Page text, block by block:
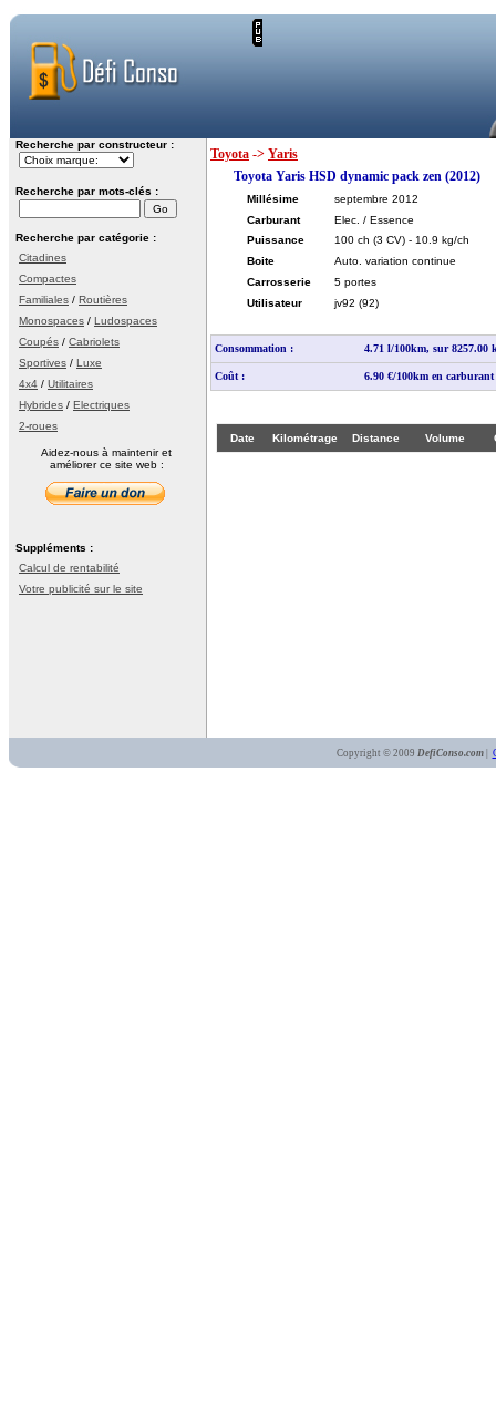
Recherche par constructeur :
Recherche par mots-clés :
Recherche par catégorie :
Citadines
Compactes
Familiales / Routières
Monospaces / Ludospaces
Coupés / Cabriolets
Sportives / Luxe
4x4 / Utilitaires
Hybrides / Electriques
2-roues
Aidez-nous à maintenir et
améliorer ce site web :
Suppléments :
Calcul de rentabilité
Votre publicité sur le site
Toyota -> Yaris
Toyota Yaris HSD dynamic pack zen (2012)
Millésime
septembre 2012
Carburant
Elec. / Essence
Puissance
100 ch (3 CV) - 10.9 kg/ch
Boite
Auto. variation continue
Carrosserie
5 portes
Utilisateur
jv92 (92)
Consommation : 4.71 l/100km, sur 8257.00
Coût : 6.90 €/100km en carburant
Date Kilométrage Distance Volume
Copyright © 2009 DefiConso.com|